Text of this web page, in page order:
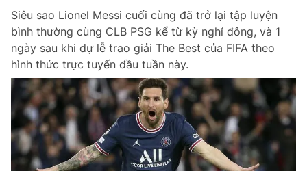
Siêu sao Lionel Messi cuối cùng đã trở lại tập luyện
bình thường cùng CLB PSG kể từ kỳ nghỉ đông, và 1
ngày sau khi dự lễ trao giải The Best của FIFA theo
hình thức trực tuyến đầu tuần này.